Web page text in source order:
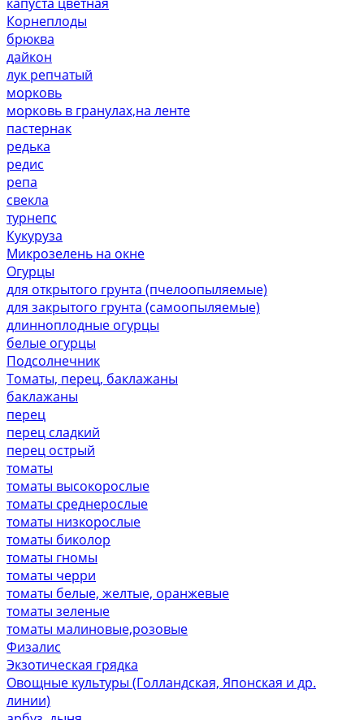
Корнеплоды
брюква
дайкон
лук репчатый
морковь
морковь в гранулах,на ленте
пастернак
редька
редис
репа
свекла
турнепс
Кукуруза
Микрозелень на окне
Огурцы
для открытого грунта (пчелоопыляемые)
для закрытого грунта (самоопыляемые)
длинноплодные огурцы
белые огурцы
Подсолнечник
Томаты, перец, баклажаны
баклажаны
перец
перец сладкий
перец острый
томаты
томаты высокорослые
томаты среднерослые
томаты низкорослые
томаты биколор
томаты гномы
томаты черри
томаты белые, желтые, оранжевые
томаты зеленые
томаты малиновые,розовые
Физалис
Экзотическая грядка
Овощные культуры (Голландская, Японская и др.
линии)